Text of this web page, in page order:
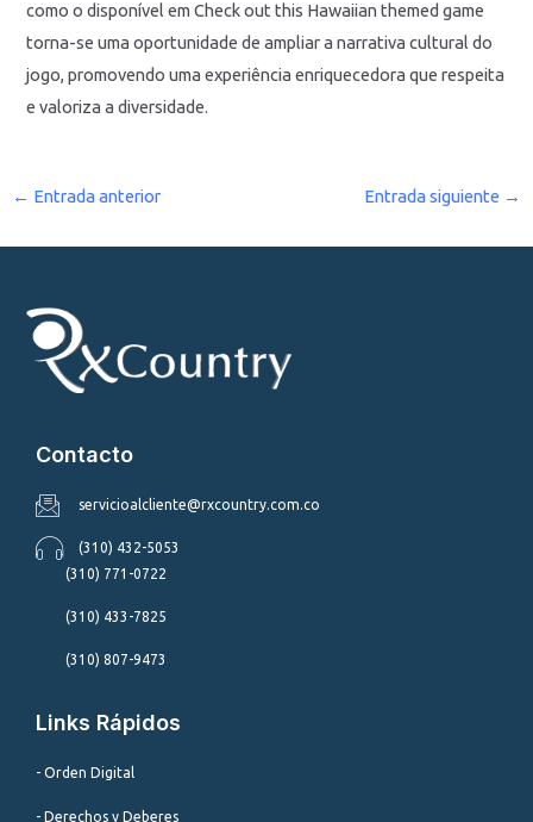
como o disponível em Check out this Hawaiian themed game
torna-se uma oportunidade de ampliar a narrativa cultural do
jogo, promovendo uma experiência enriquecedora que respeita
e valoriza a diversidade.
← Entrada anterior Entrada siguiente →
Contacto
servicioalcliente@rxcountry.com.co
(310) 432-5053
(310) 771-0722
(310) 433-7825
(310) 807-9473
Links Rápidos
- Orden Digital
- Derechos y Deberes